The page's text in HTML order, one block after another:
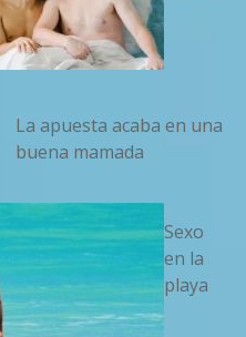
La apuesta acaba en una
buena mamada
Sexo
en la
playa